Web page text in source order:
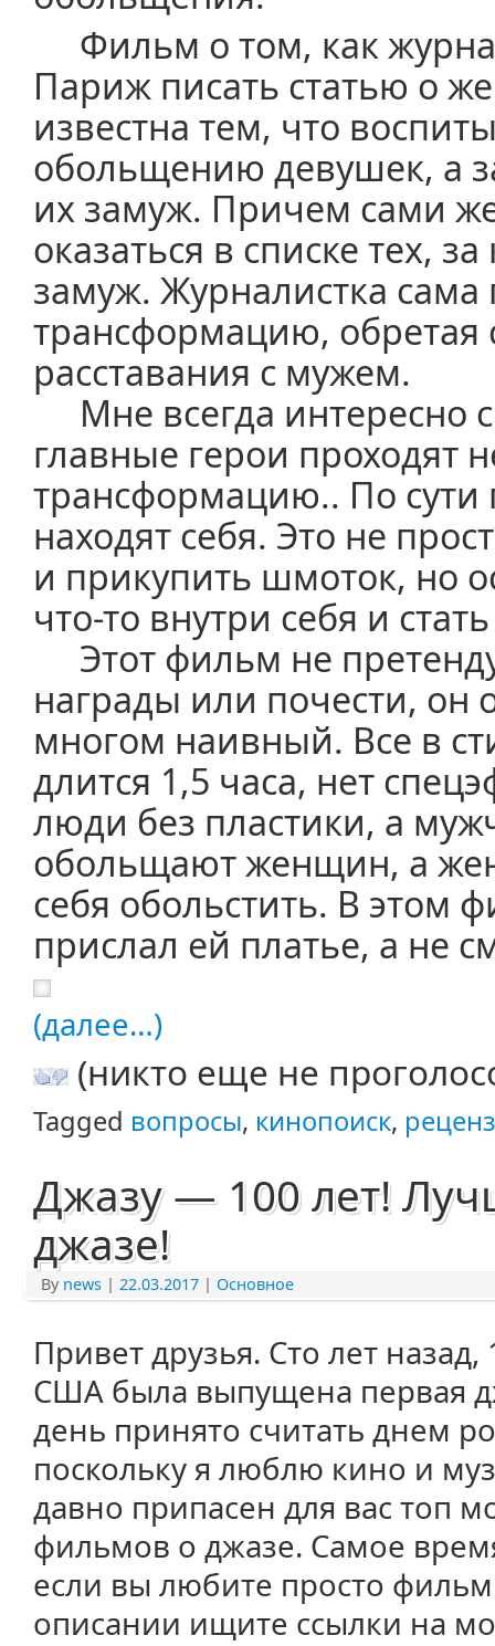
Фильм о том, как
Париж писать статью о
известна тем, что
обольщению девушек, а
их замуж. Причем сами
оказаться в списке тех,
замуж. Журналистка сама
трансформацию, обретая
расставания с мужем.
Мне всегда интересно
главные герои проходят
трансформацию.. По сути
находят себя. Это не
и прикупить шмоток, но
что-то внутри себя и
Этот фильм не
награды или почести, он
многом наивный. Все в
длится 1,5 часа, нет
люди без пластики, а
обольщают женщин, а
себя обольстить. В этом
прислал ей платье, а не
(далее…)
(никто еще не
Tagged вопросы, кинопоиск,
Джазу — 100 лет!
джазе!
By news | 22.03.2017 | Основное
Привет друзья. Сто лет назад,
США была выпущена первая
день принято считать днем
поскольку я люблю кино и
давно припасен для вас топ
фильмов о джазе. Самое
если вы любите просто
описании ищите ссылки на